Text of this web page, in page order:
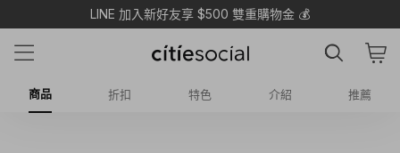
LINE 加入新好友享 $500 雙重購物金 💰
商品 折扣 特色 介紹 推薦